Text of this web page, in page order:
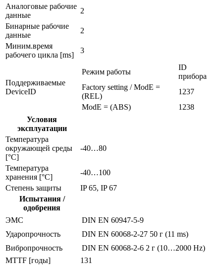
Аналоговые рабочие
данные
2
Бинарные рабочие
данные
2
Миним.время
рабочего цикла [ms]
3
Поддерживаемые
DeviceID
Режим работы
ID
прибора
Factory setting / ModE =
(REL)
1237
ModE = (ABS)
1238
Условия
эксплуатации
Температура
окружающей среды
[°C]
-40…80
Температура
хранения [°C]
-40…100
Степень защиты
IP 65, IP 67
Испытания /
одобрения
ЭMC
DIN EN 60947-5-9
Ударопрочность
DIN EN 60068-2-27 50 г (11 ms)
Вибропрочность
DIN EN 60068-2-6 2 г (10…2000 Hz)
MTTF [годы]
131